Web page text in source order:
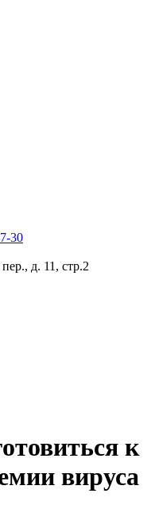
30
д. 11, стр.2
к
вируса